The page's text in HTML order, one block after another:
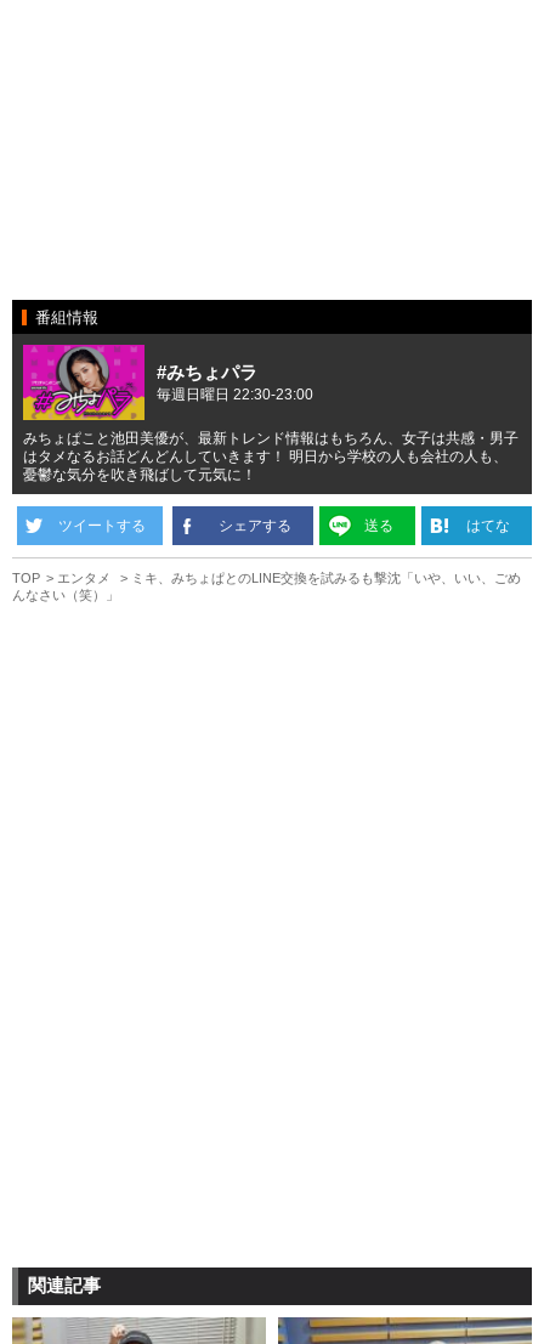
番組情報
#みちょパラ
毎週日曜日 22:30-23:00
みちょぱこと池田美優が、最新トレンド情報はもちろん、女子は共感・男子
はタメなるお話どんどんしていきます！ 明日から学校の人も会社の人も、
憂鬱な気分を吹き飛ばして元気に！
ツイートする シェアする 送る はてな
TOP エンタメ
ミキ、みちょぱとのLINE交換を試みるも撃沈「いや、いい、ごめ
んなさい（笑）」
関連記事